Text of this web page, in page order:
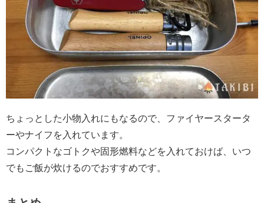
ちょっとした小物入れにもなるので、ファイヤースタータ
ーやナイフを入れています。
コンパクトなゴトクや固形燃料などを入れておけば、いつ
でもご飯が炊けるのでおすすめです。